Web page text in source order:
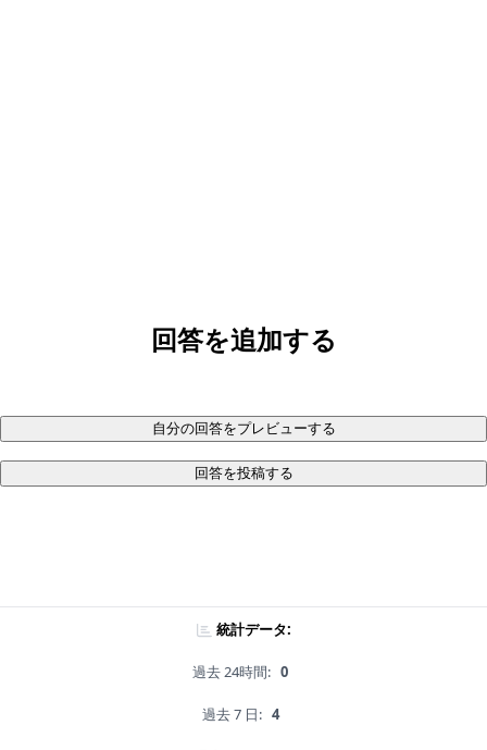
回答を追加する
自分の回答をプレビューする
回答を投稿する
統計データ:
過去 24時間: 0
過去 7 日: 4